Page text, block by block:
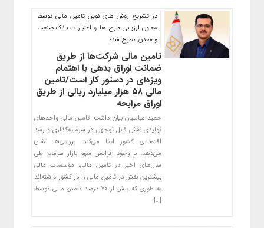
در تشریح روش های نوین تامین مالی توسط
معاون ارزیابی طرح ها و اعتبارات بانک صنعت
و معدن مطرح شد؛
تامین مالی شرکت‌ها از طریق
ضمانت اوراق بدهی با اهتمام
ویژه‌ای در دستور کار است/تامین
مالی ۵۸ هزار میلیارد ریالی از طریق
اوراق مرابحه
حمید عباسیان بیان داشت: تامین مالی واحدهای
تولیدی نقش قابل توجهی در سرمایه‌گذاری و رشد
اقتصادی کشور ایفا می‌کند. بررسی‌ها نشان
می‌دهد، با وجود افزایش سهم بازار سرمایه طی
سال‌های اخیر ‌در تامین مالی، مؤسسات مالی
بیشترین نقش در تامین مالی را در کشور داشته‌اند
به طوری که بیش از ۷۰ درصد تامین مالی توسط
[…]